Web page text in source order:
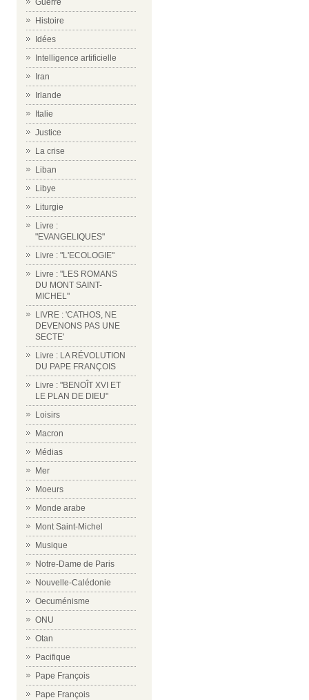
Guerre
Histoire
Idées
Intelligence artificielle
Iran
Irlande
Italie
Justice
La crise
Liban
Libye
Liturgie
Livre :
"EVANGELIQUES"
Livre : "L'ECOLOGIE"
Livre : "LES ROMANS
DU MONT SAINT-
MICHEL"
LIVRE : 'CATHOS, NE
DEVENONS PAS UNE
SECTE'
Livre : LA RÉVOLUTION
DU PAPE FRANÇOIS
Livre : "BENOÎT XVI ET
LE PLAN DE DIEU"
Loisirs
Macron
Médias
Mer
Moeurs
Monde arabe
Mont Saint-Michel
Musique
Notre-Dame de Paris
Nouvelle-Calédonie
Oecuménisme
ONU
Otan
Pacifique
Pape François
Pape François